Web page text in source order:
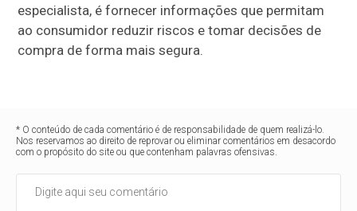
especialista, é fornecer informações que permitam
ao consumidor reduzir riscos e tomar decisões de
compra de forma mais segura.
* O conteúdo de cada comentário é de responsabilidade de quem realizá-lo.
Nos reservamos ao direito de reprovar ou eliminar comentários em desacordo
com o propósito do site ou que contenham palavras ofensivas.